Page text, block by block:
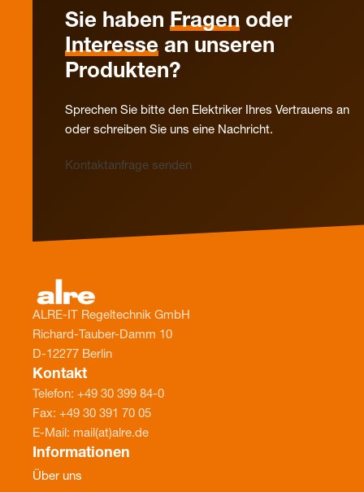
Sie haben Fragen oder
Interesse an unseren
Produkten?
Sprechen Sie bitte den Elektriker Ihres Vertrauens an
oder schreiben Sie uns eine Nachricht.
Kontaktanfrage senden
ALRE-IT Regeltechnik GmbH
Richard-Tauber-Damm 10
D-12277 Berlin
Kontakt
Telefon: +49 30 399 84-0
Fax: +49 30 391 70 05
E-Mail: mail(at)alre.de
Informationen
Über uns